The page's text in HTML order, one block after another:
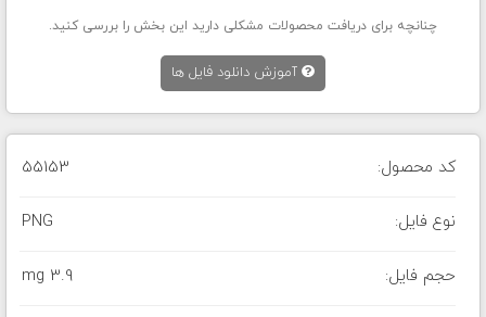
چنانچه برای دریافت محصولات مشکلی دارید این بخش را بررسی کنید.
آموزش دانلود فایل ها
کد محصول: 55153
نوع فایل: PNG
حجم فایل: 3.9 mg